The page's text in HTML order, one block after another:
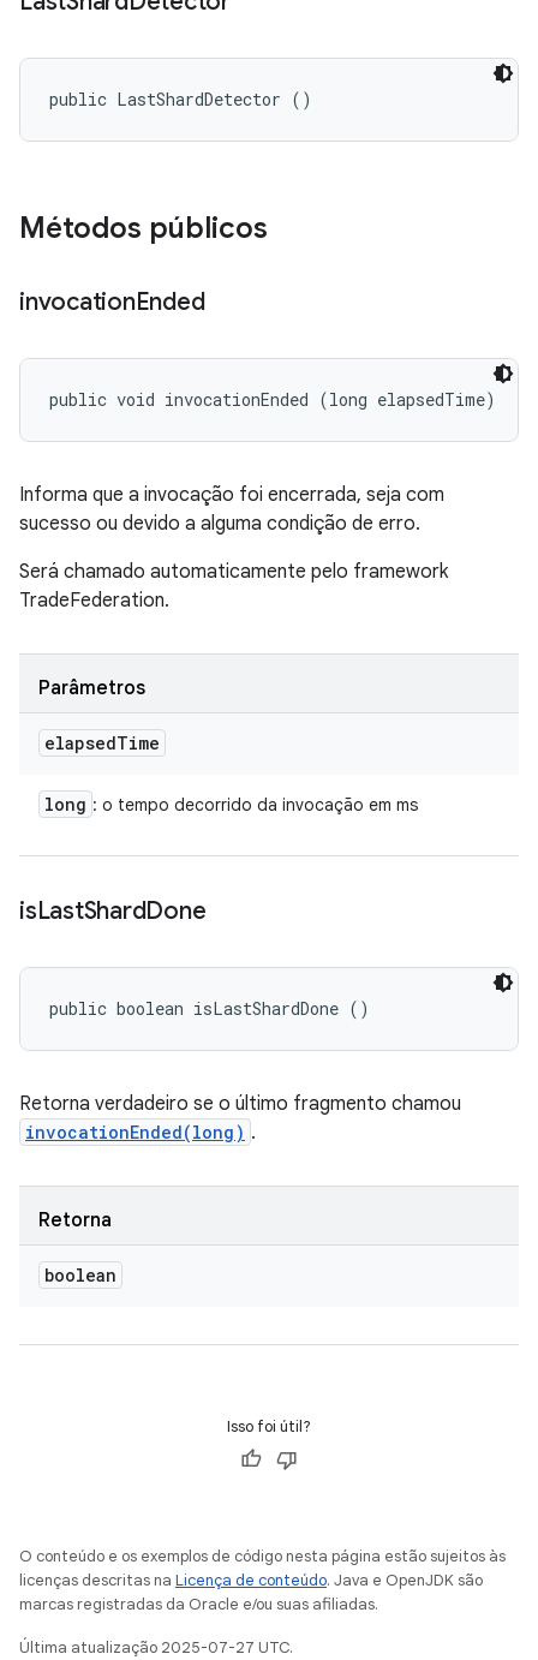
public LastShardDetector ()
Métodos públicos
invocationEnded
public void invocationEnded (long elapsedTime)
Informa que a invocação foi encerrada, seja com
sucesso ou devido a alguma condição de erro.
Será chamado automaticamente pelo framework
TradeFederation.
Parâmetros
elapsedTime
long : o tempo decorrido da invocação em ms
isLastShardDone
public boolean isLastShardDone ()
Retorna verdadeiro se o último fragmento chamou
invocationEnded(long) .
Retorna
boolean
Isso foi útil?
O conteúdo e os exemplos de código nesta página estão sujeitos às
licenças descritas na Licença de conteúdo. Java e OpenJDK são
marcas registradas da Oracle e/ou suas afiliadas.
Última atualização 2025-07-27 UTC.